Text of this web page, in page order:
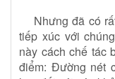
Nhưng đã có
tiếp xúc với
này cách chế tác
điểm: Đường nét